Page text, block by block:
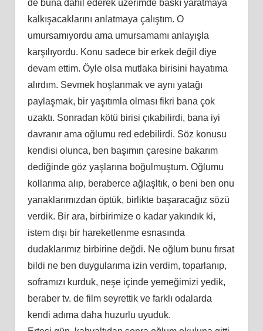
de buna dahil ederek üzerimde baskı yaratmaya
kalkışacaklarını anlatmaya çalıştım. O
umursamıyordu ama umursamamı anlayışla
karşılıyordu. Konu sadece bir erkek değil diye
devam ettim. Öyle olsa mutlaka birisini hayatıma
alırdım. Sevmek hoşlanmak ve aynı yatağı
paylaşmak, bir yaşıtımla olması fikri bana çok
uzaktı. Sonradan kötü birisi çıkabilirdi, bana iyi
davranır ama oğlumu red edebilirdi. Söz konusu
kendisi olunca, ben başımın çaresine bakarım
dediğinde göz yaşlarına boğulmuştum. Oğlumu
kollarıma alıp, beraberce ağlaşltık, o beni ben onu
yanaklarımızdan öptük, birlikte başaracağız sözü
verdik. Bir ara, birbirimize o kadar yakındık ki,
istem dışı bir hareketlenme esnasında
dudaklarımız birbirine değdi. Ne oğlum bunu fırsat
bildi ne ben duygularıma izin verdim, toparlanıp,
soframızı kurduk, neşe içinde yemeğimizi yedik,
beraber tv. de film seyrettik ve farklı odalarda
kendi adıma daha huzurlu uyuduk.